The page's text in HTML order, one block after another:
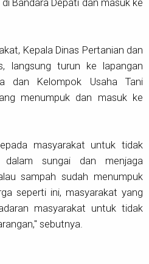
Bandara Depati dan masuk ke
Kepala Dinas Pertanian dan
langsung turun ke lapangan
dan Kelompok Usaha Tani
menumpuk dan masuk ke
masyarakat untuk tidak
sungai dan menjaga
sampah sudah menumpuk
seperti ini, masyarakat yang
masyarakat untuk tidak
sebutnya.